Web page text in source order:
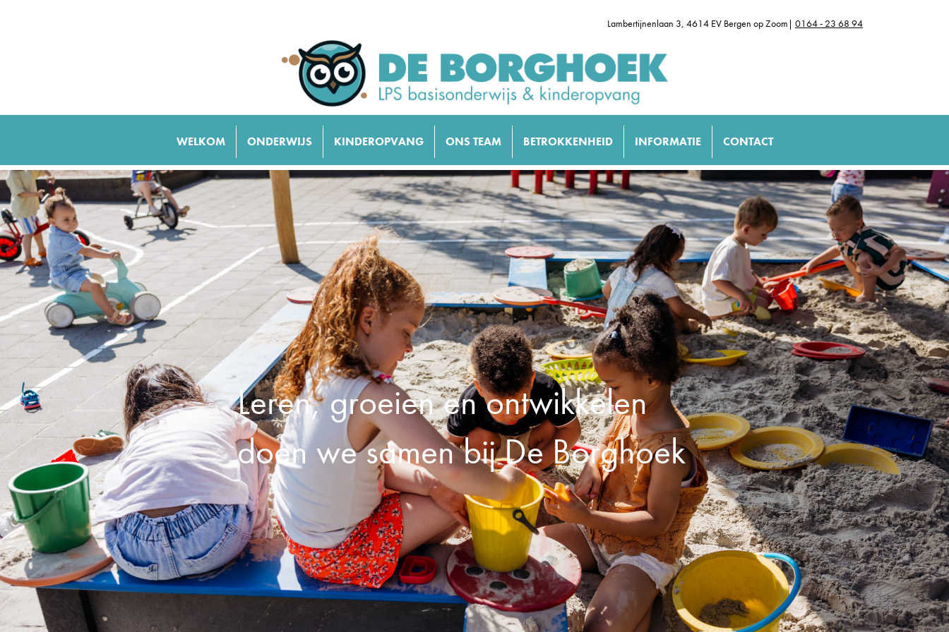
Lambertijnenlaan 3, 4614 EV Bergen op Zoom| 0164 - 23 68 94
WELKOM ONDERWIJS KINDEROPVANG ONS TEAM BETROKKENHEID INFORMATIE CONTACT
Leren, groeien en ontwikkelen
doen we samen bij De Borghoek